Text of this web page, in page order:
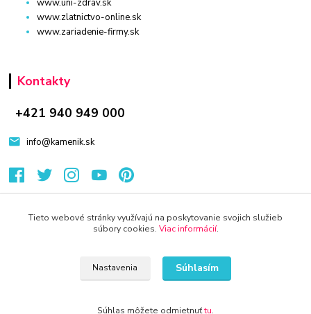
www.uni-zdrav.sk
www.zlatnictvo-online.sk
www.zariadenie-firmy.sk
Kontakty
+421 940 949 000
info@kamenik.sk
Eshop-rychlo.sk
Tieto webové stránky využívajú na poskytovanie svojich služieb
súbory cookies. Viac informácií.
Nastavenia Súhlasím
Súhlas môžete odmietnuťtu.